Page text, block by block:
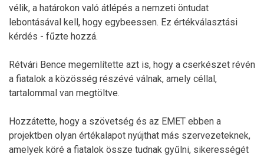
vélik, a határokon való átlépés a nemzeti öntudat
lebontásával kell, hogy egybeessen. Ez értékválasztási
kérdés - fűzte hozzá.
Rétvári Bence megemlítette azt is, hogy a cserkészet révén
a fiatalok a közösség részévé válnak, amely céllal,
tartalommal van megtöltve.
Hozzátette, hogy a szövetség és az EMET ebben a
projektben olyan értékalapot nyújthat más szervezeteknek,
amelyek köré a fiatalok össze tudnak gyűlni, sikerességét